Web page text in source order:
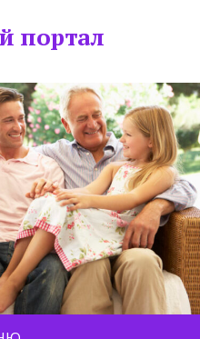
портал